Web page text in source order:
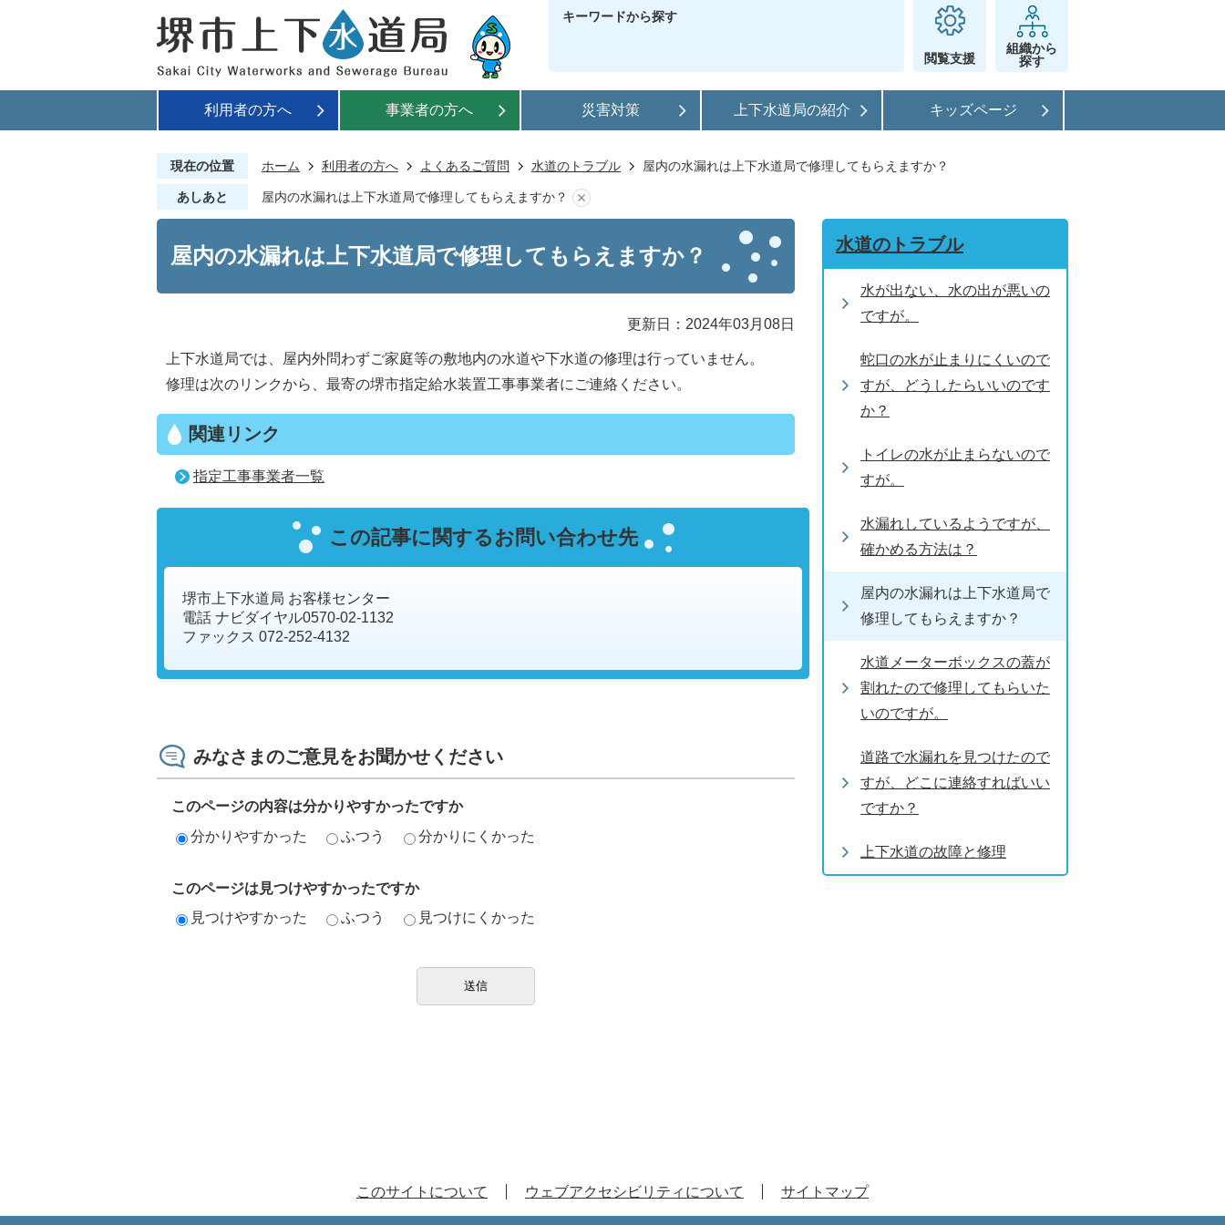
キーワードから探す
閲覧支援
組織から
探す
利用者の方へ 事業者の方へ 災害対策 上下水道局の紹介 キッズページ
現在の位置 ホーム 利用者の方へ よくあるご質問 水道のトラブル 屋内の水漏れは上下水道局で修理してもらえますか？
あしあと 屋内の水漏れは上下水道局で修理してもらえますか？
屋内の水漏れは上下水道局で修理してもらえますか？
更新日：2024年03月08日
上下水道局では、屋内外問わずご家庭等の敷地内の水道や下水道の修理は行っていません。
修理は次のリンクから、最寄の堺市指定給水装置工事事業者にご連絡ください。
関連リンク
指定工事事業者一覧
この記事に関するお問い合わせ先
堺市上下水道局 お客様センター
電話 ナビダイヤル0570-02-1132
ファックス 072-252-4132
みなさまのご意見をお聞かせください
このページの内容は分かりやすかったですか
分かりやすかった
ふつう 分かりにくかった
このページは見つけやすかったですか
見つけやすかった
ふつう 見つけにくかった
水道のトラブル
水が出ない、水の出が悪いの
ですが。
蛇口の水が止まりにくいので
すが、どうしたらいいのです
か？
トイレの水が止まらないので
すが。
水漏れしているようですが、
確かめる方法は？
屋内の水漏れは上下水道局で
修理してもらえますか？
水道メーターボックスの蓋が
割れたので修理してもらいた
いのですが。
道路で水漏れを見つけたので
すが、どこに連絡すればいい
ですか？
上下水道の故障と修理
このサイトについて ウェブアクセシビリティについて サイトマップ